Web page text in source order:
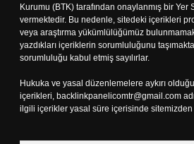
Kurumu (BTK) tarafından onaylanmış bir Yer
vermektedir. Bu nedenle, sitedeki içerikleri
veya araştırma yükümlülüğümüz
yazdıkları içeriklerin sorumluluğunu
sorumluluğu kabul etmiş sayılırlar.
Hukuka ve yasal düzenlemelere aykırı
içerikleri, backlinkpanelicomtr@gmail.com
ilgili içerikler yasal süre içerisinde sitemizden